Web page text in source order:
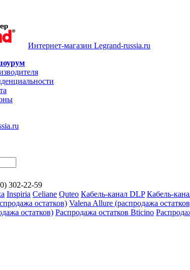
Интернет-магазин Legrand-russia.ru
302-22-59
Inspiria Celiane Quteo Кабель-канал DLP Кабель-
остатков) Valena Allure (распродажа
остатков) Распродажа остатков Bticino